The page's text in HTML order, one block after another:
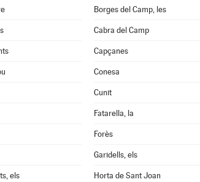
Borges del Camp, les
Cabra del Camp
Capçanes
Conesa
Cunit
Fatarella, la
Forès
Garidells, els
els Horta de Sant Joan